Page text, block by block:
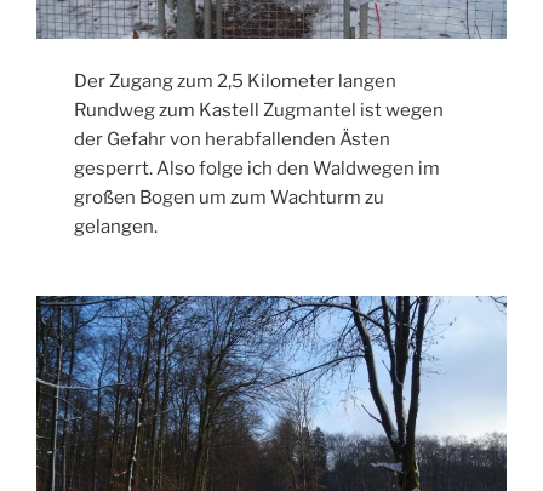
Der Zugang zum 2,5 Kilometer langen
Rundweg zum Kastell Zugmantel ist wegen
der Gefahr von herabfallenden Ästen
gesperrt. Also folge ich den Waldwegen im
großen Bogen um zum Wachturm zu
gelangen.